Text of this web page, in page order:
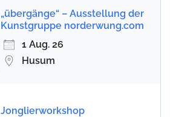
„übergänge“ – Ausstellung der
Kunstgruppe norderwung.com
1 Aug. 26
Husum
Jonglierworkshop